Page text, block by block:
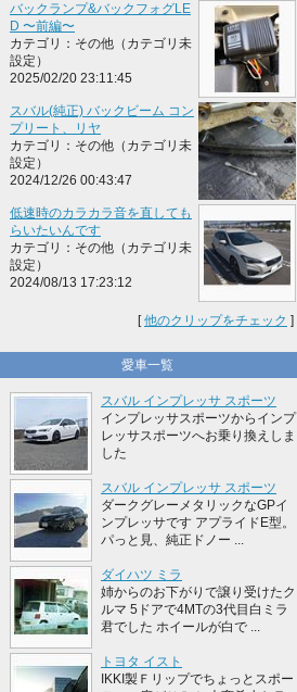
バックランプ&バックフォグLE
D 〜前編〜
カテゴリ：その他（カテゴリ未
設定）
2025/02/20 23:11:45
スバル(純正) バックビーム コン
プリート、リヤ
カテゴリ：その他（カテゴリ未
設定）
2024/12/26 00:43:47
低速時のカラカラ音を直しても
らいたいんです
カテゴリ：その他（カテゴリ未
設定）
2024/08/13 17:23:12
[他のクリップをチェック ]
愛車一覧
スバル インプレッサ スポーツ
インプレッサスポーツからインプ
レッサスポーツへお乗り換えしま
した
スバル インプレッサ スポーツ
ダークグレーメタリックなGPイ
ンプレッサです アプライドE型。
パっと見、純正ドノー ...
ダイハツ ミラ
姉からのお下がりで譲り受けたク
ルマ 5ドアで4MTの3代目白ミラ
君でした ホイールが白で ...
トヨタ イスト
IKKI製Ｆリップでちょっとスポー